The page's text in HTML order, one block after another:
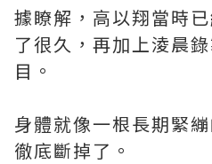
據瞭解，高以翔當時
了很久，再加上淩晨
目。
身體就像一根長期緊
徹底斷掉了。